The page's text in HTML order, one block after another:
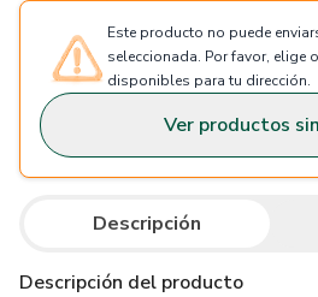
Este producto no puede
seleccionada. Por favor, elige
disponibles para tu dirección.
Ver productos
Descripción
Descripción del producto